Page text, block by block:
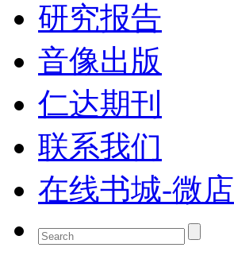
研究报告
音像出版
仁达期刊
联系我们
在线书城-微店